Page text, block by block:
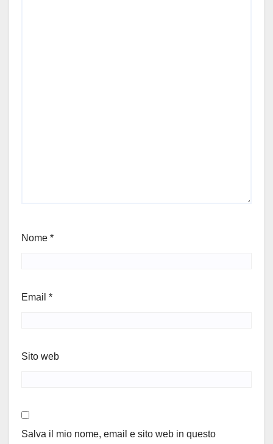
Nome *
Email *
Sito web
Salva il mio nome, email e sito web in questo